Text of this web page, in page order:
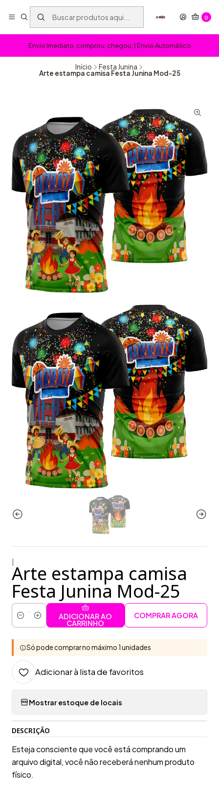
0
Envio Imediato, comprou, chegou :) Envio Automático
Início Festa Junina
Arte estampa camisa Festa Junina Mod-25
Arte estampa camisa
Festa Junina Mod-25
Quantidade
ADICIONAR AO
CARRINHO
COMPRAR AGORA
Só pode comprar no máximo 1 unidades
Adicionar à lista de favoritos
Mostrar estoque de locais
DESCRIÇÃO
Esteja consciente que você está comprando um
arquivo digital, você não receberá nenhum produto
físico.